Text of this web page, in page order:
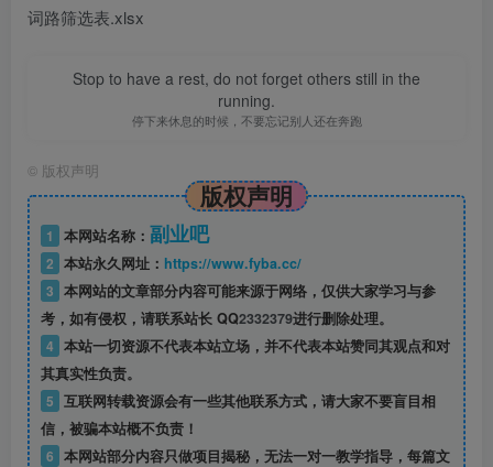
词路筛选表.xlsx
Stop to have a rest, do not forget others still in the
running.
停下来休息的时候，不要忘记别人还在奔跑
© 版权声明
版权声明
1 本网站名称： 副业吧
2 本站永久网址： https://www.fyba.cc/
3 本网站的文章部分内容可能来源于网络，仅供大家学习与参
考，如有侵权，请联系站长 QQ2332379进行删除处理。
4 本站一切资源不代表本站立场，并不代表本站赞同其观点和对
其真实性负责。
5 互联网转载资源会有一些其他联系方式，请大家不要盲目相
信，被骗本站概不负责！
6 本网站部分内容只做项目揭秘，无法一对一教学指导，每篇文